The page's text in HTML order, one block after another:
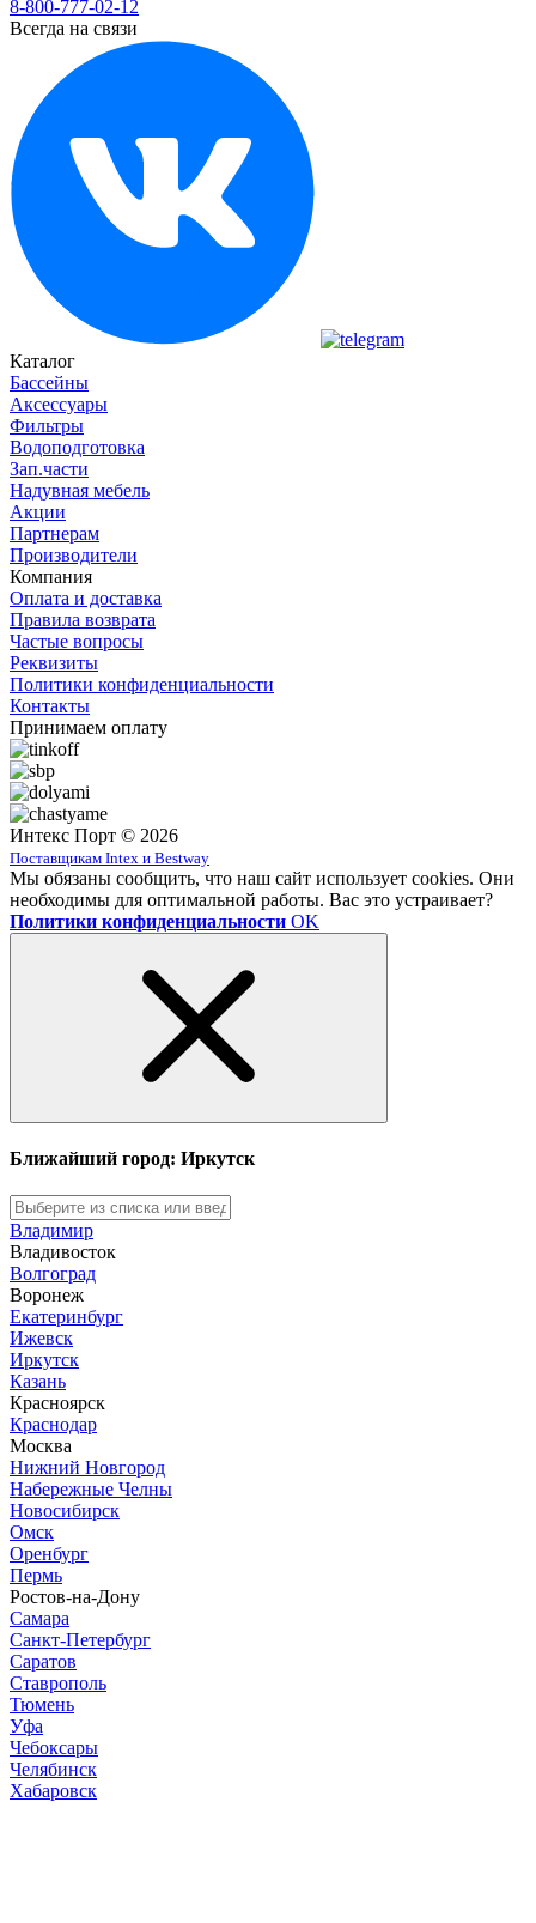
8-800-777-02-12
Всегда на связи
Каталог
Бассейны
Аксессуары
Фильтры
Водоподготовка
Зап.части
Надувная мебель
Акции
Партнерам
Производители
Компания
Оплата и доставка
Правила возврата
Частые вопросы
Реквизиты
Политики конфиденциальности
Контакты
Принимаем оплату
Интекс Порт © 2026
Поставщикам Intex и Bestway
Мы обязаны сообщить, что наш сайт использует cookies. Они
необходимы для оптимальной работы. Вас это устраивает?
Политики конфиденциальности OK
Ближайший город: Иркутск
Владимир
Владивосток
Волгоград
Воронеж
Екатеринбург
Ижевск
Иркутск
Казань
Красноярск
Краснодар
Москва
Нижний Новгород
Набережные Челны
Новосибирск
Омск
Оренбург
Пермь
Ростов-на-Дону
Самара
Санкт-Петербург
Саратов
Ставрополь
Тюмень
Уфа
Чебоксары
Челябинск
Хабаровск